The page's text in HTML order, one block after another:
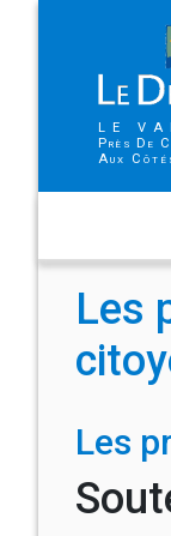
LE
Près De
Aux
Les
Les